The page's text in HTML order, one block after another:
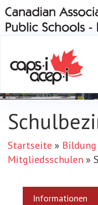
Startseite »
Mitgliedsschulen »
Informationen